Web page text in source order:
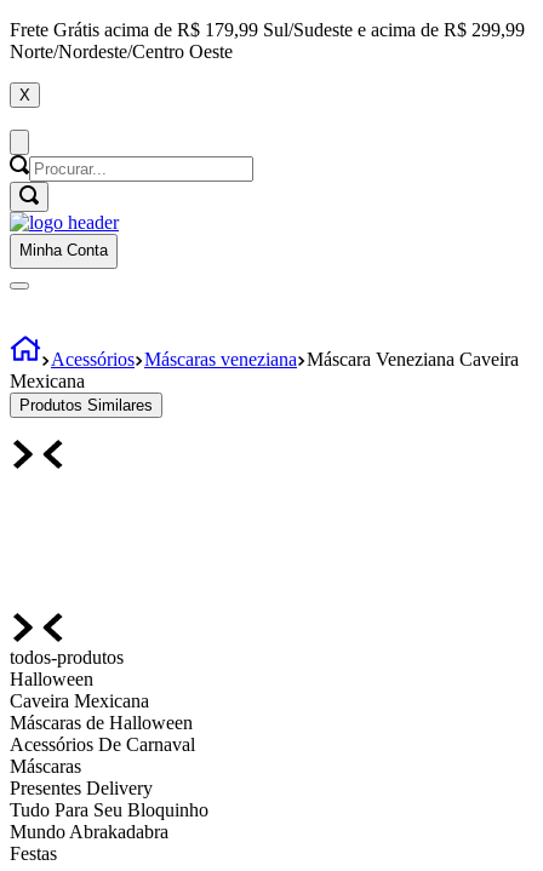
Frete Grátis acima de R$ 179,99 Sul/Sudeste e acima de R$ 299,99
Norte/Nordeste/Centro Oeste
X
Minha Conta
Acessórios Máscaras veneziana Máscara Veneziana Caveira
Mexicana
Produtos Similares
todos-produtos
Halloween
Caveira Mexicana
Máscaras de Halloween
Acessórios De Carnaval
Máscaras
Presentes Delivery
Tudo Para Seu Bloquinho
Mundo Abrakadabra
Festas